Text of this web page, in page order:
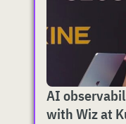
AI
with Wiz at